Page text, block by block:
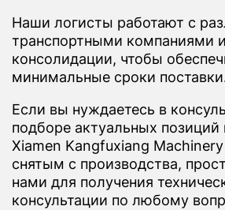
Наши логисты работают с
транспортными компаниями
консолидации, чтобы
минимальные сроки
Если вы нуждаетесь в
подборе актуальных позиций
Xiamen Kangfuxiang
снятым с производства,
нами для получения
консультации по любому